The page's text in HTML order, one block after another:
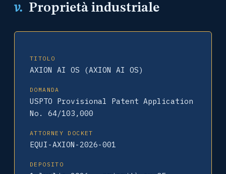
v. Proprietà industriale
TITOLO
AXION AI OS (AXION AI OS)
DOMANDA
USPTO Provisional Patent Application
No. 64/103,000
ATTORNEY DOCKET
EQUI-AXION-2026-001
DEPOSITO